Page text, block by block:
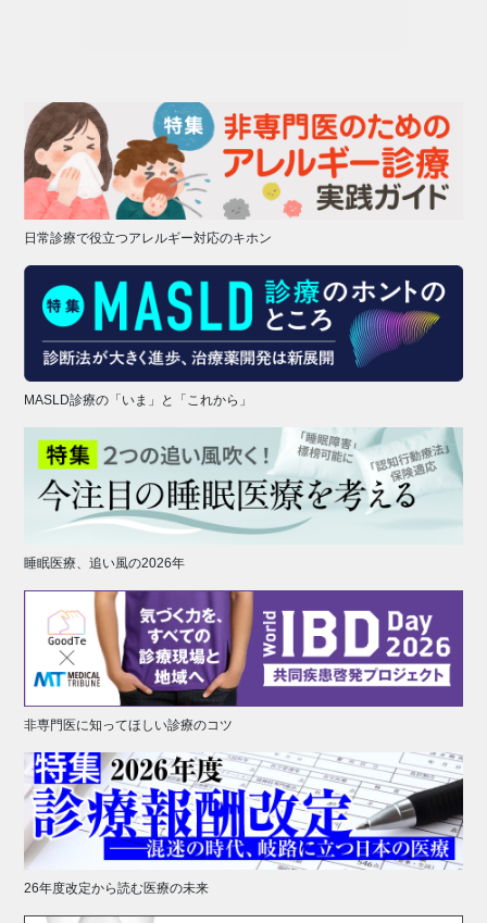
日常診療で役立つアレルギー対応のキホン
MASLD診療の「いま」と「これから」
睡眠医療、追い風の2026年
非専門医に知ってほしい診療のコツ
26年度改定から読む医療の未来